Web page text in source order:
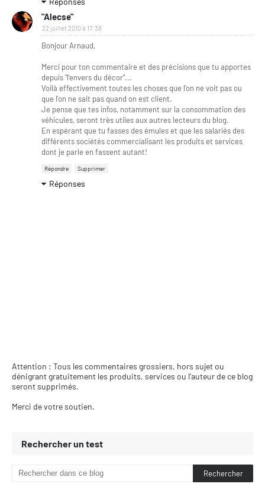
"Alecse"
22 juillet 2010 à 17:38
Bonjour Arnaud,
Merci pour ton commentaire et des précisions que tu apportes
depuis "l'envers du décor"...
Voilà effectivement toutes les choses que l'on ne voit pas ou
que l'on ne sait pas quand on est client.
Je pense que tes infos, notamment sur la consommation des
véhicules, seront très utiles aux autres lecteurs du blog.
En espérant que tu fasses des émules et que les salariés des
différents sociétés commercialisant les produits et services
dont je parle en fassent autant!
Répondre Supprimer
Réponses
Attention : Tous les commentaires grossiers, hors sujet ou
dénigrant gratuitement les produits, services ou l'auteur de ce blog
seront supprimés.
Merci de votre soutien.
Rechercher un test